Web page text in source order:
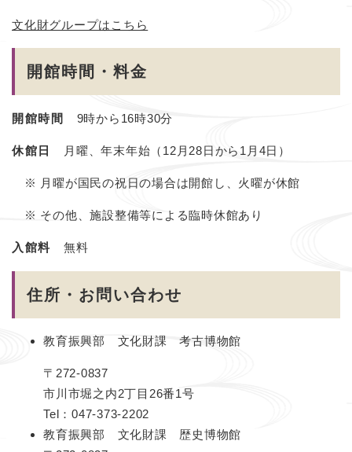
文化財グループはこちら
開館時間・料金
開館時間 9時から16時30分
休館日 月曜、年末年始（12月28日から1月4日）
※ 月曜が国民の祝日の場合は開館し、火曜が休館
※ その他、施設整備等による臨時休館あり
入館料 無料
住所・お問い合わせ
教育振興部 文化財課 考古博物館
〒272-0837
市川市堀之内2丁目26番1号
Tel：047-373-2202
教育振興部 文化財課 歴史博物館